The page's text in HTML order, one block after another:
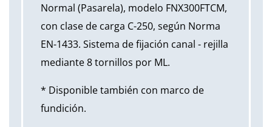
Normal (Pasarela), modelo FNX300FTCM,
con clase de carga C-250, según Norma
EN-1433. Sistema de fijación canal - rejilla
mediante 8 tornillos por ML.
* Disponible también con marco de
fundición.